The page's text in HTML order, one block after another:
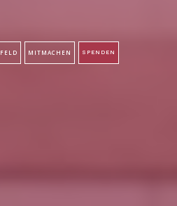
MITMACHEN SPENDEN